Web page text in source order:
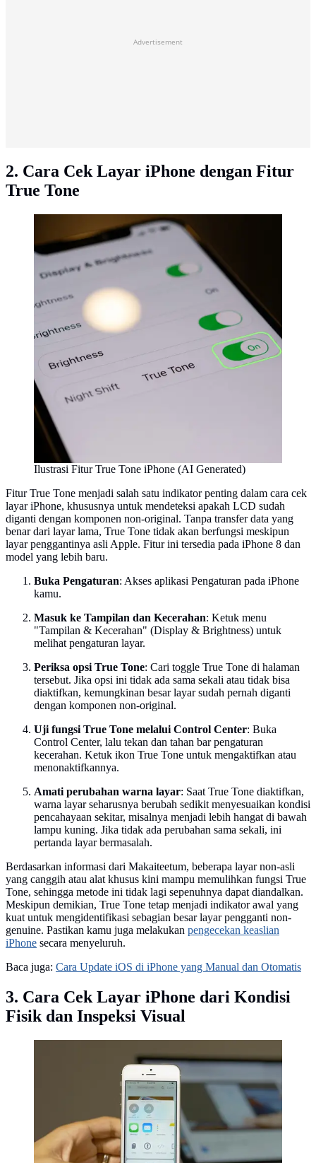
Advertisement
2. Cara Cek Layar iPhone dengan Fitur
True Tone
Ilustrasi Fitur True Tone iPhone (AI Generated)
Fitur True Tone menjadi salah satu indikator penting dalam cara cek
layar iPhone, khususnya untuk mendeteksi apakah LCD sudah
diganti dengan komponen non-original. Tanpa transfer data yang
benar dari layar lama, True Tone tidak akan berfungsi meskipun
layar penggantinya asli Apple. Fitur ini tersedia pada iPhone 8 dan
model yang lebih baru.
Buka Pengaturan: Akses aplikasi Pengaturan pada iPhone
kamu.
Masuk ke Tampilan dan Kecerahan: Ketuk menu
"Tampilan & Kecerahan" (Display & Brightness) untuk
melihat pengaturan layar.
Periksa opsi True Tone: Cari toggle True Tone di halaman
tersebut. Jika opsi ini tidak ada sama sekali atau tidak bisa
diaktifkan, kemungkinan besar layar sudah pernah diganti
dengan komponen non-original.
Uji fungsi True Tone melalui Control Center: Buka
Control Center, lalu tekan dan tahan bar pengaturan
kecerahan. Ketuk ikon True Tone untuk mengaktifkan atau
menonaktifkannya.
Amati perubahan warna layar: Saat True Tone diaktifkan,
warna layar seharusnya berubah sedikit menyesuaikan kondisi
pencahayaan sekitar, misalnya menjadi lebih hangat di bawah
lampu kuning. Jika tidak ada perubahan sama sekali, ini
pertanda layar bermasalah.
Berdasarkan informasi dari Makaiteetum, beberapa layar non-asli
yang canggih atau alat khusus kini mampu memulihkan fungsi True
Tone, sehingga metode ini tidak lagi sepenuhnya dapat diandalkan.
Meskipun demikian, True Tone tetap menjadi indikator awal yang
kuat untuk mengidentifikasi sebagian besar layar pengganti non-
genuine. Pastikan kamu juga melakukan pengecekan keaslian
iPhone secara menyeluruh.
Baca juga: Cara Update iOS di iPhone yang Manual dan Otomatis
3. Cara Cek Layar iPhone dari Kondisi
Fisik dan Inspeksi Visual